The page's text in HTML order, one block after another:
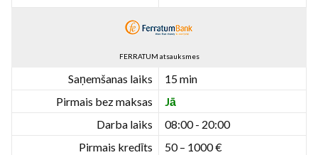
FERRATUM atsauksmes
Saņemšanas laiks
15 min
Pirmais bez maksas
Jā
Darba laiks
08:00 - 20:00
Pirmais kredīts
50 – 1000 €